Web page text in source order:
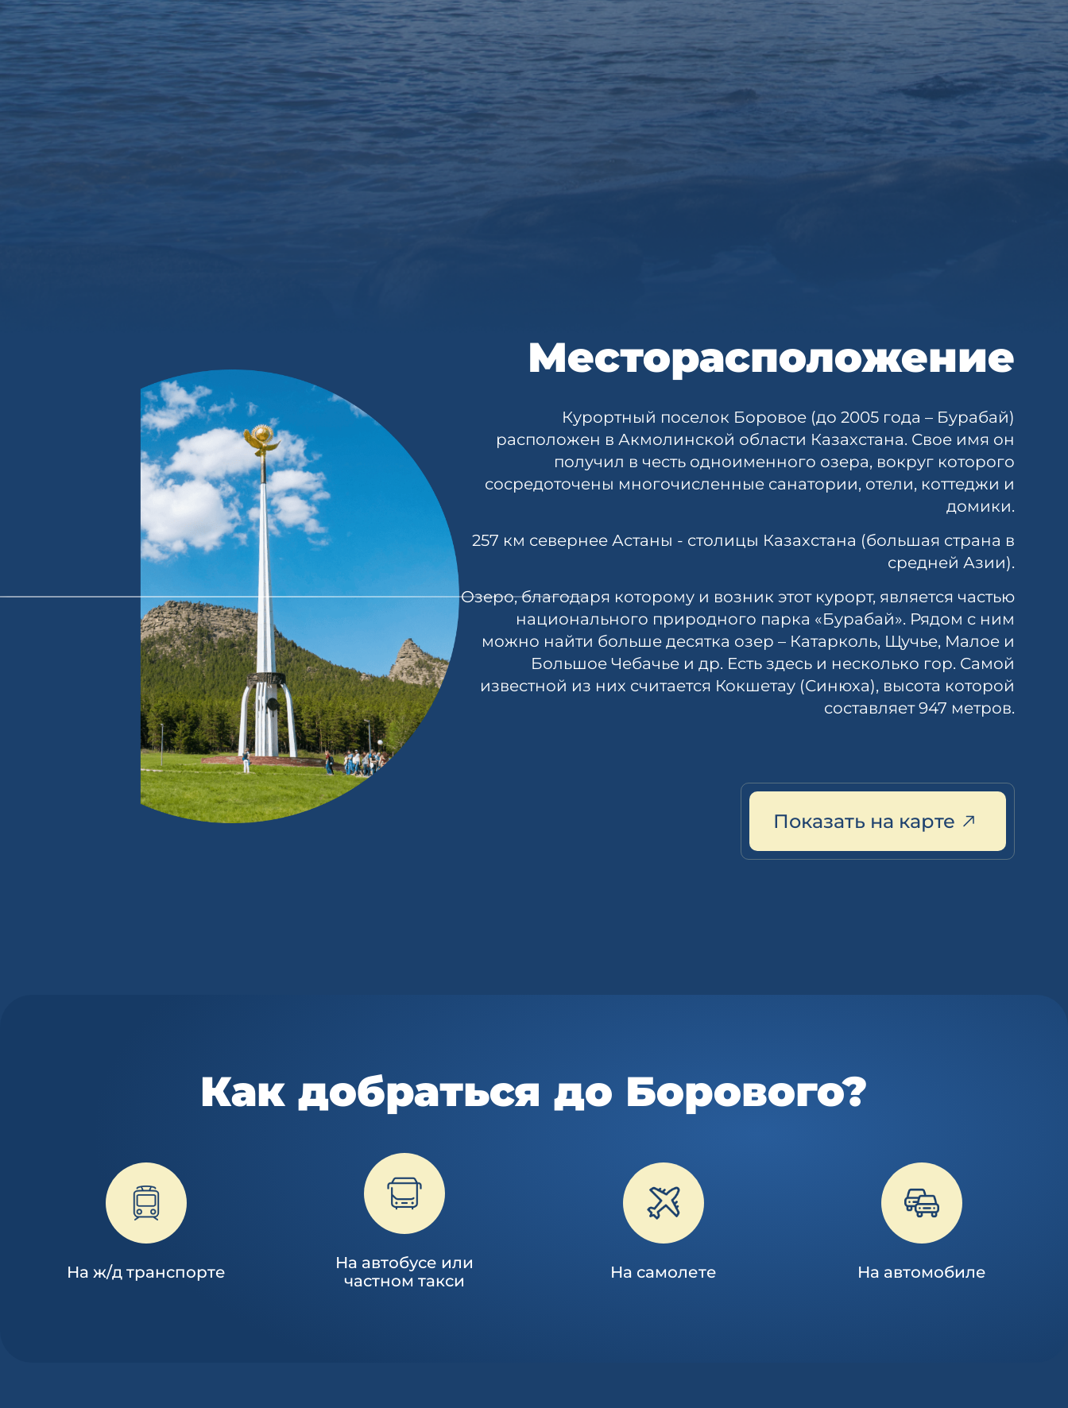
Месторасположение
Курортный поселок Боровое (до 2005 года – Бурабай)
расположен в Акмолинской области Казахстана. Свое имя он
получил в честь одноименного озера, вокруг которого
сосредоточены многочисленные санатории, отели, коттеджи и
домики.
257 км севернее Астаны - столицы Казахстана (большая страна в
средней Азии).
Озеро, благодаря которому и возник этот курорт, является частью
национального природного парка «Бурабай». Рядом с ним
можно найти больше десятка озер – Катарколь, Щучье, Малое и
Большое Чебачье и др. Есть здесь и несколько гор. Самой
известной из них считается Кокшетау (Синюха), высота которой
составляет 947 метров.
Показать на карте
Как добраться до Борового?
На ж/д транспорте
На автобусе или
частном такси
На самолете На автомобиле